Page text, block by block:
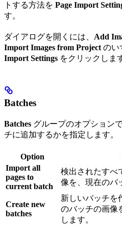
トする方法を Page Import
す。
ダイアログを開くには、 Add
Import Images from Project のい
Import Settings をクリックしま
Batches
Batches グループのオプション
チに追加するかを指定します。
Option
Import all
pages to
current batch
検出されたすべ
像を、現在のバ
Create new
batches
新しいバッチを
のバッチの画像
します。